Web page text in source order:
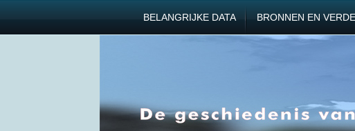
BELANGRIJKE DATA BRONNEN EN